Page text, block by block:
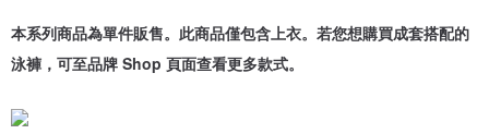
本系列商品為單件販售。此商品僅包含上衣。若您想購買成套搭配的
泳褲，可至品牌 Shop 頁面查看更多款式。